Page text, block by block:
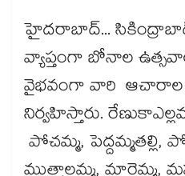
హైదరాబాద్​...
వ్యాప్తంగా బోనాల
వైభవంగా వారి ఆచారాల
నిర్వహిస్తారు.
పోచమ్మ, పెద్దమ్మతల్లి,